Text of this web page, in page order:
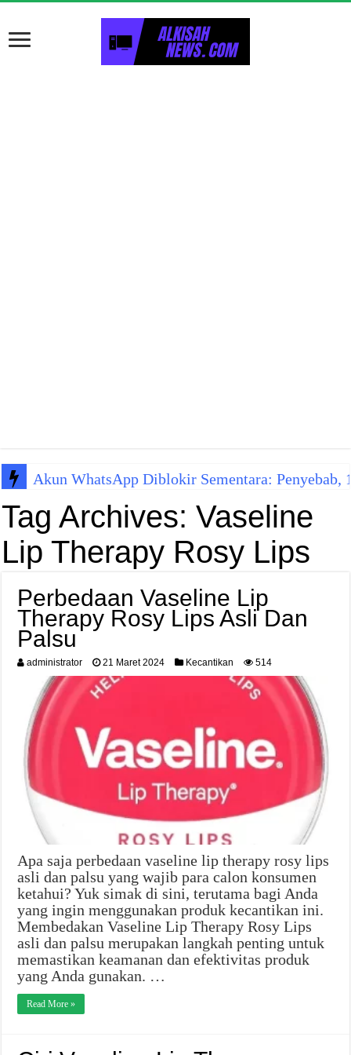
Akun WhatsApp Diblokir Sementara:
Tag Archives:Vaseline
Lip Therapy Rosy Lips
Perbedaan Vaseline Lip
Therapy Rosy Lips Asli Dan
Palsu
administrator 21 Maret 2024 Kecantikan 514
Apa saja perbedaan vaseline lip therapy rosy lips
asli dan palsu yang wajib para calon konsumen
ketahui? Yuk simak di sini, terutama bagi Anda
yang ingin menggunakan produk kecantikan ini.
Membedakan Vaseline Lip Therapy Rosy Lips
asli dan palsu merupakan langkah penting untuk
memastikan keamanan dan efektivitas produk
yang Anda gunakan. …
Read More »